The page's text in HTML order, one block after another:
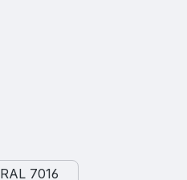
RAL 7016